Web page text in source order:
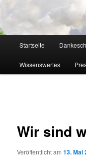
Startseite
Wissenswertes
Wir sind
Veröffentlicht am13. Mai